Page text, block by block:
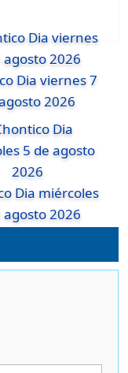
Dia viernes 7
2026
Dia miércoles
agosto 2026